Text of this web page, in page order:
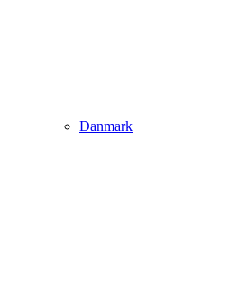
Danmark